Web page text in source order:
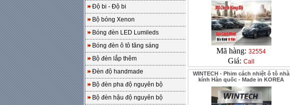
Độ bi - Độ bi
Bộ bóng Xenon
Bóng đèn LED Lumileds
Bóng đèn ô tô tăng sáng
Bộ đèn lắp thêm
Đèn độ handmade
Bộ đèn pha độ nguyên bộ
Bộ đèn hậu độ nguyên bộ
Mã hàng: 32554
Giá: Call
WINTECH - Phim cách nhiệt ô tô nhà
kính Hàn quốc - Made in KOREA